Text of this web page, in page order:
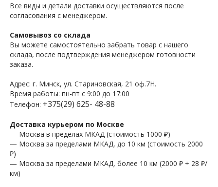
Все виды и детали доставки осуществляются после
согласования с менеджером.
Самовывоз со склада
Вы можете самостоятельно забрать товар с нашего
склада, после подтверждения менеджером готовности
заказа.
Адрес: г. Минск, ул. Стариновская, 21 оф.7Н.
Время работы: пн-пт с 9:00 до 17:00
Телефон: +375(29) 625- 48-88
Доставка курьером по Москве
— Москва в пределах МКАД (стоимость 1000 ₽)
— Москва за пределами МКАД, до 10 км (стоимость 2000
₽)
— Москва за пределами МКАД, более 10 км (2000 ₽ + 28 ₽/
км)